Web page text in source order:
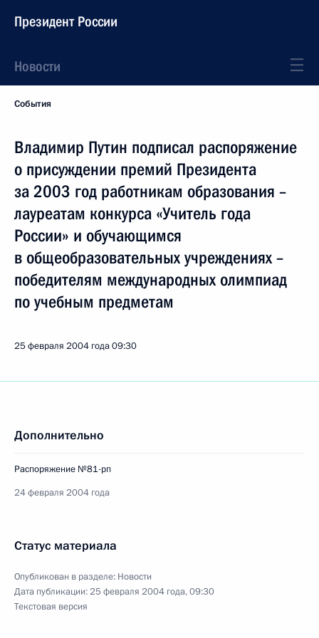
Президент России
Новости
События
Владимир Путин подписал распоряжение
о присуждении премий Президента
за 2003 год работникам образования –
лауреатам конкурса «Учитель года
России» и обучающимся
в общеобразовательных учреждениях –
победителям международных олимпиад
по учебным предметам
25 февраля 2004 года09:30
Дополнительно
Распоряжение №81-рп
24 февраля 2004 года
Статус материала
Опубликован в разделе: Новости
Дата публикации:25 февраля 2004 года, 09:30
Текстовая версия